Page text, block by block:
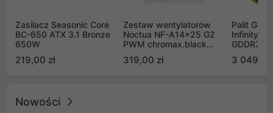
Zasilacz Seasonic Core
BC-650 ATX 3.1 Bronze
650W
219,00 zł
Zestaw wentylatorów
Noctua NF-A14x25 G2
PWM chromax.black
Push Pull (2szt)
319,00 zł
Palit
Infinity 3
GDDR7
GB2050S)
3 049,00
Nowości